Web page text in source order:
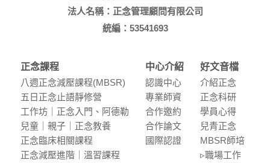
法人名稱：正念管理顧問有限公司
統編：53541693
正念課程
八週正念減壓課程(MBSR)
五⽇正念⽌語靜修營
⼯作坊｜正念入門、阿德勒
兒童｜親⼦｜正念教養
正念臨床相關課程
正念減壓進階｜溫習課程
中心介紹
認識中⼼
專業師資
合作邀約
合作論⽂
國際認證
好文音檔
介紹正念
正念科研
學員⼼得
兒青正念
MBSR師培
▹職場⼯作